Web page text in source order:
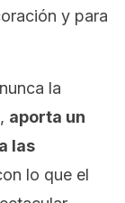
y para
la
aporta un
las
lo que el